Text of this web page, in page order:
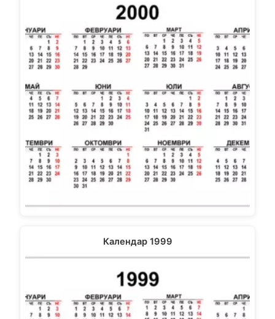
Календар 1999